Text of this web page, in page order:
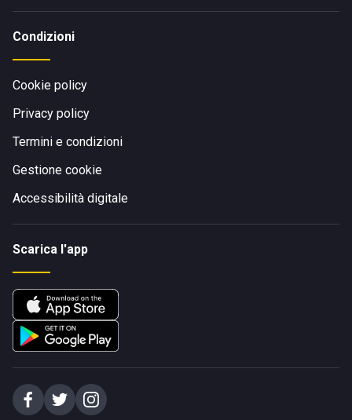
Condizioni
Cookie policy
Privacy policy
Termini e condizioni
Gestione cookie
Accessibilità digitale
Scarica l'app